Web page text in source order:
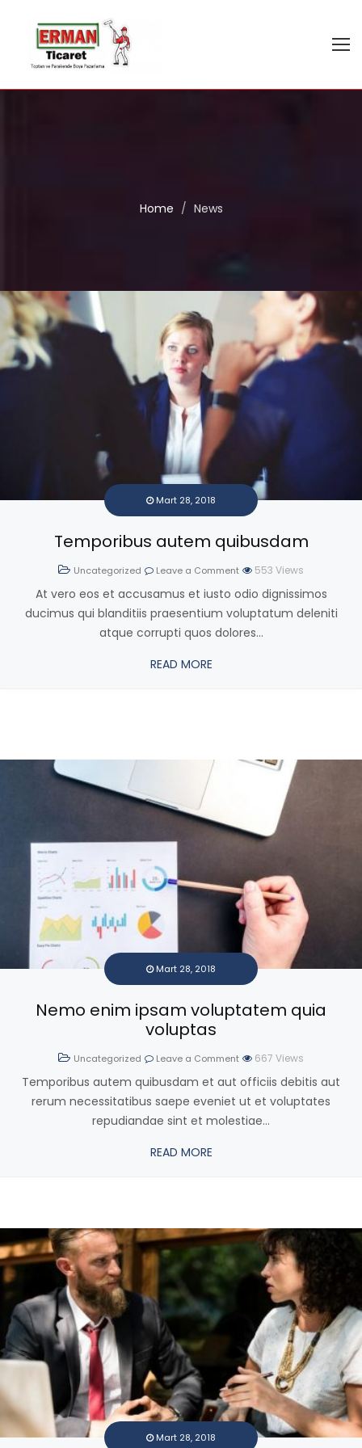
Home / News
Mart 28, 2018
Temporibus autem quibusdam
Uncategorized Leave a Comment 553 Views
At vero eos et accusamus et iusto odio dignissimos
ducimus qui blanditiis praesentium voluptatum deleniti
atque corrupti quos dolores...
READ MORE
Mart 28, 2018
Nemo enim ipsam voluptatem quia
voluptas
Uncategorized Leave a Comment 667 Views
Temporibus autem quibusdam et aut officiis debitis aut
rerum necessitatibus saepe eveniet ut et voluptates
repudiandae sint et molestiae...
READ MORE
Mart 28, 2018